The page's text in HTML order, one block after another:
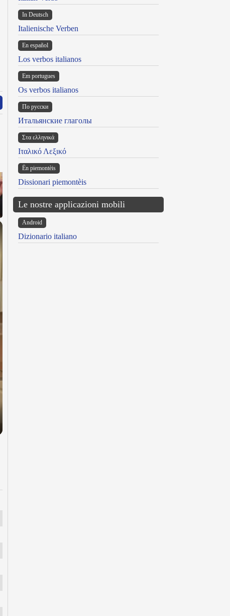
In Deutsch
Italienische Verben
En español
Los verbos italianos
Em portugues
Os verbos italianos
По русски
Итальянские глаголы
Στα ελληνικά
Ιταλικό Λεξικό
Ën piemontèis
Dissionari piemontèis
Le nostre applicazioni mobili
Android
Dizionario italiano